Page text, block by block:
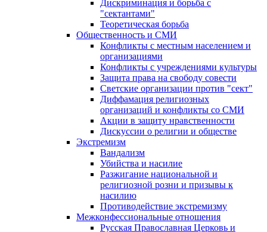
Дискриминация и борьба с
"сектантами"
Теоретическая борьба
Общественность и СМИ
Конфликты с местным населением и
организациями
Конфликты с учреждениями культуры
Защита права на свободу совести
Светские организации против "сект"
Диффамация религиозных
организаций и конфликты со СМИ
Акции в защиту нравственности
Дискуссии о религии и обществе
Экстремизм
Вандализм
Убийства и насилие
Разжигание национальной и
религиозной розни и призывы к
насилию
Противодействие экстремизму
Межконфессиональные отношения
Русская Православная Церковь и